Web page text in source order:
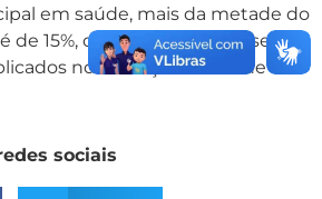
em saúde, mais da metade do
15%, o que significa quase dez
nos serviços de saúde de
sociais